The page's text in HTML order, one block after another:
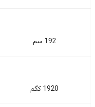
192 سم
1920 کگم